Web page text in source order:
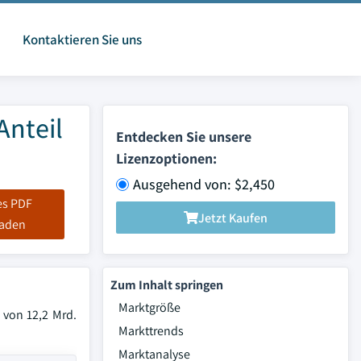
Kontaktieren Sie uns
PDF
Entdecken Sie unsere
Lizenzoptionen:
Ausgehend von: $2,450
Jetzt Kaufen
12,2 Mrd.
Zum Inhalt springen
Marktgröße
Markttrends
Marktanalyse